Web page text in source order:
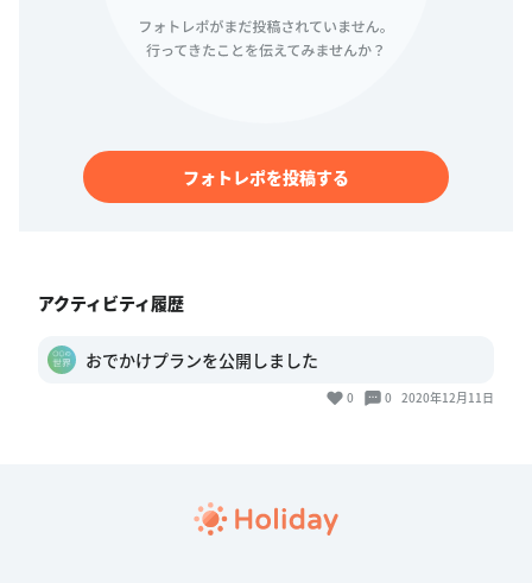
フォトレポを投稿する
アクティビティ履歴
おでかけプランを公開しました
0 0 2020年12月11日